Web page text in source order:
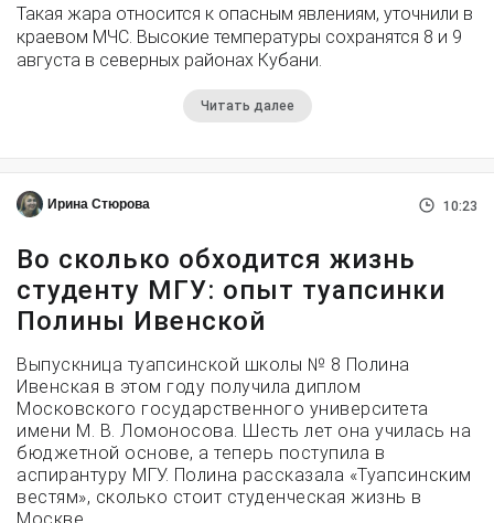
Такая жара относится к опасным явлениям, уточнили в
краевом МЧС. Высокие температуры сохранятся 8 и 9
августа в северных районах Кубани.
Читать далее
Ирина Стюрова 10:23
Во сколько обходится жизнь
студенту МГУ: опыт туапсинки
Полины Ивенской
Выпускница туапсинской школы № 8 Полина
Ивенская в этом году получила диплом
Московского государственного университета
имени М. В. Ломоносова. Шесть лет она училась на
бюджетной основе, а теперь поступила в
аспирантуру МГУ. Полина рассказала «Туапсинским
вестям», сколько стоит студенческая жизнь в
Москве.